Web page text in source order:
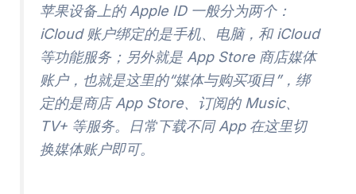
苹果设备上的 Apple ID 一般分为两个：
iCloud 账户绑定的是手机、电脑，和 iCloud
等功能服务；另外就是 App Store 商店媒体
账户，也就是这里的“媒体与购买项目”，绑
定的是商店 App Store、订阅的 Music、
TV+ 等服务。日常下载不同 App 在这里切
换媒体账户即可。